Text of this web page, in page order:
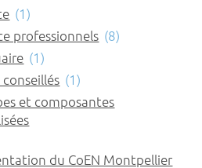
(1)
professionnels (8)
(1)
conseillés (1)
et composantes
du CoEN Montpellier